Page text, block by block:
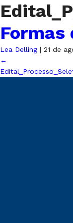
Formas
Lea Delling | 21 de
←